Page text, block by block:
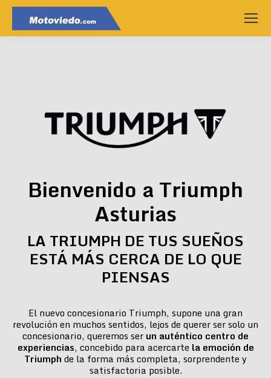
Bienvenido a Triumph
Asturias
LA TRIUMPH DE TUS SUEÑOS
ESTÁ MÁS CERCA DE LO QUE
PIENSAS
El nuevo concesionario Triumph, supone una gran
revolución en muchos sentidos, lejos de querer ser solo un
concesionario, queremos ser un auténtico centro de
experiencias, concebido para acercarte la emoción de
Triumph de la forma más completa, sorprendente y
satisfactoria posible.